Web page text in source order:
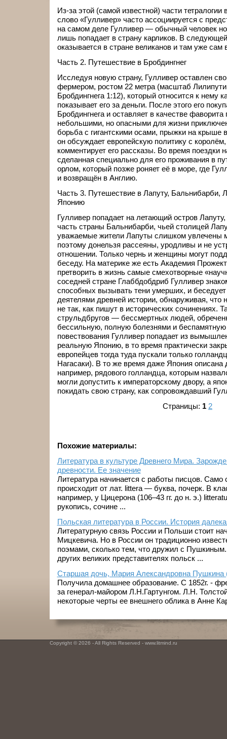
Из-за этой (самой известной) части
слово «Гулливер» часто ассоциируется с
на самом деле Гулливер — обычный человек
лишь попадает в страну карликов. В
оказывается в стране великанов и там уже сам
Часть 2. Путешествие в Бробдингнег
Исследуя новую страну, Гулливер оставлен
фермером, ростом 22 метра (масштаб
Бробдингнега 1:12), который относится к нему
показывает его за деньги. После этого его
Бробдингнега и оставляет в качестве
небольшими, но опасными для жизни
борьба с гигантскими осами, прыжки на крыше
он обсуждает европейскую политику с
комментирует его рассказы. Во время поездки
сделанная специально для его проживания в
орлом, который позже роняет её в море, где
и возвращён в Англию.
Часть 3. Путешествие в Лапуту, Бальнибарби,
Японию
Гулливер попадает на летающий остров
часть страны Бальнибарби, чьей столицей
уважаемые жители Лапуты слишком увлечены
поэтому донельзя рассеяны, уродливы и не
отношении. Только чернь и женщины могут
беседу. На материке же есть Академия
претворить в жизнь самые смехотворные
соседней стране Глаббдобдриб Гулливер
способных вызывать тени умерших, и
деятелями древней истории, обнаруживая,
не так, как пишут в исторических сочинениях.
струльдбругов — бессмертных людей,
бессильную, полную болезнями и беспамятную
повествования Гулливер попадает из
реальную Японию, в то время практически
европейцев тогда туда пускали только
Нагасаки). В то же время даже Япония описана
например, рядового голландца, которым
могли допустить к императорскому двору, а
покидать свою страну, как сопровождавший
Страницы: 1 2
Похожие материалы:
Литература в культуре Древнего Мира.
древности. Ее значение
Литература начинается с работы писцов. Само
происходит от лат. littera — буква, почерк. В
например, у Цицерона (106–43 гг. до н. э.)
рукопись, сочине ...
Польская литература в России. История
Литературную связь России и Польши стоит
Мицкевича. Но в России он традиционно
поэмами, сколько тем, что дружил с Пушкиным.
других великих представителях польск ...
Старшая дочь, Мария Александровна Пушкина
Получила домашнее образование. С 1852г. -
за генерал-майором Л.Н.Гартунгом. Л.Н.
некоторые черты ее внешнего облика в Анне
Copyright © 2026 - All Rights Reserved - www.litmind.ru